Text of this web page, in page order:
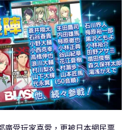
廣受玩家喜愛，更被日本網民票